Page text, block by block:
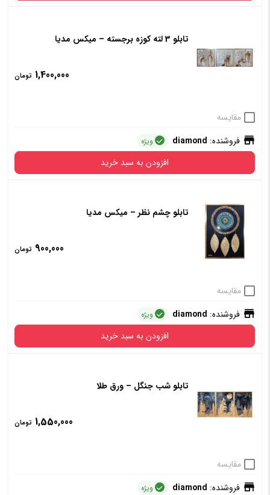
قاب
تابلو 3 لته کوزه برجسته – میکس مدیا
1,400,000 تومان
مقایسه
فروشنده: diamond ویژه
افزودن به سبد خرید
تابلو چشم نظر – میکس مدیا
900,000 تومان
مقایسه
فروشنده: diamond ویژه
افزودن به سبد خرید
تابلو شب جنگل – ورق طلا
1,550,000 تومان
مقایسه
فروشنده: diamond ویژه